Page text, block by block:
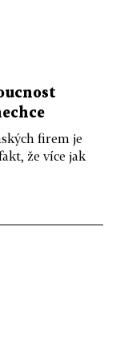
firem je
že více jak